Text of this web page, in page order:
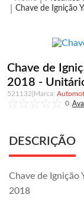
Chave de Ignição
Chave de
2018 -
521132
0
DESCRIÇÃO
Chave de Ignição
2018